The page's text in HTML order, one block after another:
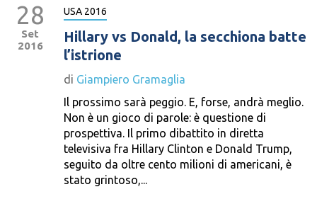
28
Set
2016
USA 2016
Hillary vs Donald, la secchiona batte
l’istrione
di Giampiero Gramaglia
Il prossimo sarà peggio. E, forse, andrà meglio.
Non è un gioco di parole: è questione di
prospettiva. Il primo dibattito in diretta
televisiva fra Hillary Clinton e Donald Trump,
seguito da oltre cento milioni di americani, è
stato grintoso,...